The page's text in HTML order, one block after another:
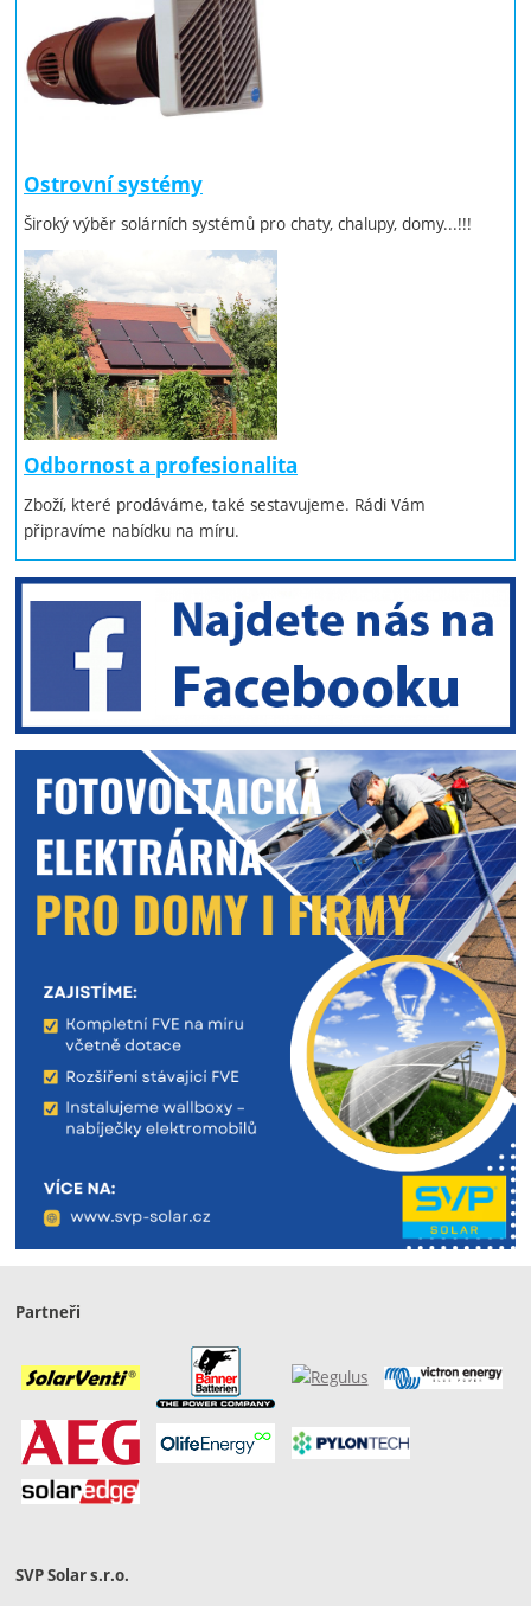
Ostrovní systémy
Široký výběr solárních systémů pro chaty, chalupy, domy...!!!
Odbornost a profesionalita
Zboží, které prodáváme, také sestavujeme. Rádi Vám
připravíme nabídku na míru.
Partneři
SVP Solar s.r.o.